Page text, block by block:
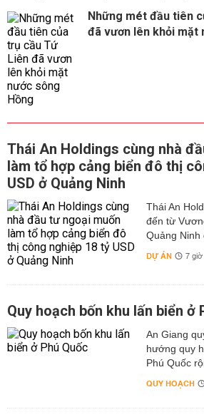
Những mét đầu tiên
đã vươn lên khỏi mặt
Thái An Holdings cùng nhà
làm tổ hợp cảng biển đô thị
USD ở Quảng Ninh
Thái An
đến từ
Quảng Ninh
DỰ ÁN 7
Quy hoạch bốn khu lấn biển ở
An Giang
hướng quy
Phú Quốc
QUY HOẠCH